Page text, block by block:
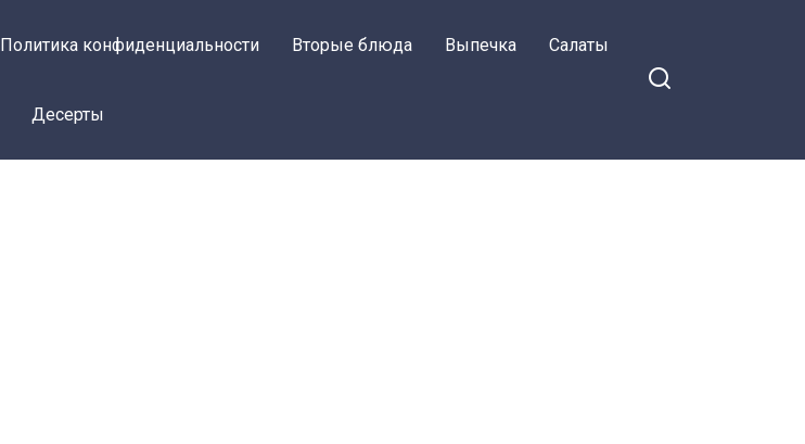
Политика конфиденциальности Вторые блюда Выпечка Салаты
Десерты